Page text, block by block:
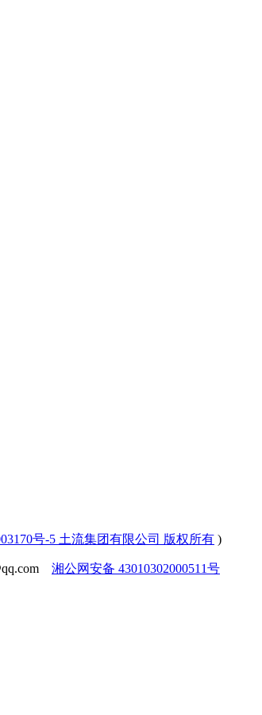
号-5 土流集团有限公司 版权所有 )
湘公网安备 43010302000511号